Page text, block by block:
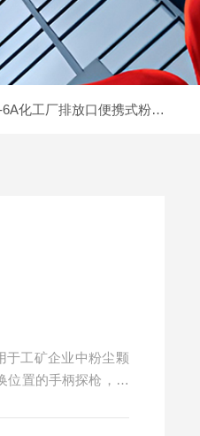
工厂排放口便携式粉尘浓度检测显示仪
于工矿企业中粉尘颗
位置的手柄探枪，便